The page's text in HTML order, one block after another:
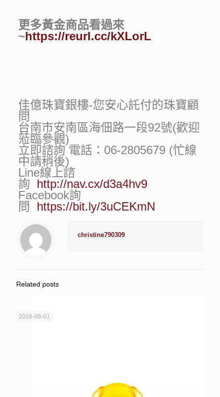
更多黃金商品看過來
~https://reurl.cc/kXLorL
佳億珠寶銀樓-您安心託付的珠寶顧
問
台南市安南區海佃路一段92號(歡迎
蒞臨參觀)
立即諮詢 電話：06-2805679 (忙線
中請稍後)
Line線上諮
詢 http://nav.cx/d3a4hv9
Facebook詢
問 https://bit.ly/3uCEKmN
christine790309
Related posts
2026-08-01